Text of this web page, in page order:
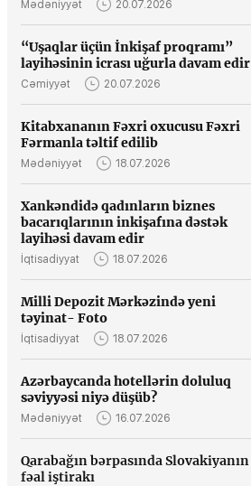
Mədəniyyət 20.07.2026
“Uşaqlar üçün İnkişaf proqramı”
layihəsinin icrası uğurla davam edir
Cəmiyyət 20.07.2026
Kitabxananın Fəxri oxucusu Fəxri
Fərmanla təltif edilib
Mədəniyyət 18.07.2026
Xankəndidə qadınların biznes
bacarıqlarının inkişafına dəstək
layihəsi davam edir
İqtisadiyyat 18.07.2026
Milli Depozit Mərkəzində yeni
təyinat- Foto
İqtisadiyyat 18.07.2026
Azərbaycanda hotellərin doluluq
səviyyəsi niyə düşüb?
Mədəniyyət 16.07.2026
Qarabağın bərpasında Slovakiyanın
fəal iştirakı